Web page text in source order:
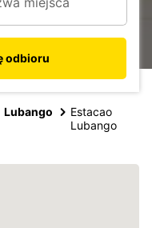
odbioru
Lubango
Estacao
Lubango